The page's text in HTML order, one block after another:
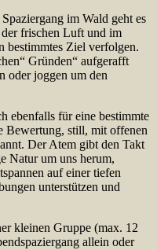
im Wald geht es
frischen Luft und im
bestimmtes Ziel verfolgen.
Gründen“ aufgerafft
oder joggen um den
ebenfalls für eine bestimmte
Bewertung, still, mit offenen
Der Atem gibt den Takt
Natur um uns herum,
auf einer tiefen
unterstützen und
kleinen Gruppe (max. 12
allein oder